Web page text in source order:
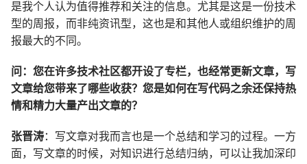
是我个人认为值得推荐和关注的信息。尤其是这是一份技术
型的周报，而非纯资讯型，这也是和其他人或组织维护的周
报最大的不同。
问：您在许多技术社区都开设了专栏，也经常更新文章，写
文章给您带来了哪些收获？您是如何在写代码之余还保持热
情和精力大量产出文章的？
张晋涛：写文章对我而言也是一个总结和学习的过程。一方
面，写文章的时候，对知识进行总结归纳，可以让我加深印